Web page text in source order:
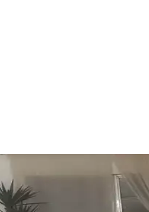
Etkili Yöntemleri ve
kullanımı, aydınlatma ve doğal